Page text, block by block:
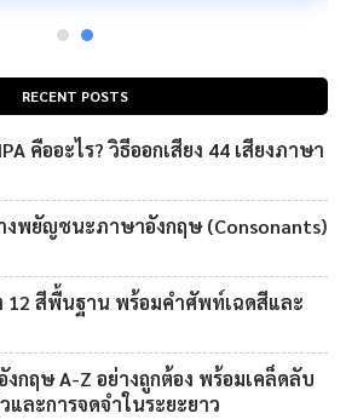
RECENT POSTS
คืออะไร? วิธีออกเสียง 44 เสียงภาษา
งพยัญชนะภาษาอังกฤษ (Consonants)
12 สีพื้นฐาน พร้อมคำศัพท์เฉดสีและ
กฤษ A-Z อย่างถูกต้อง พร้อมเคล็ดลับ
และการจดจำในระยะยาว